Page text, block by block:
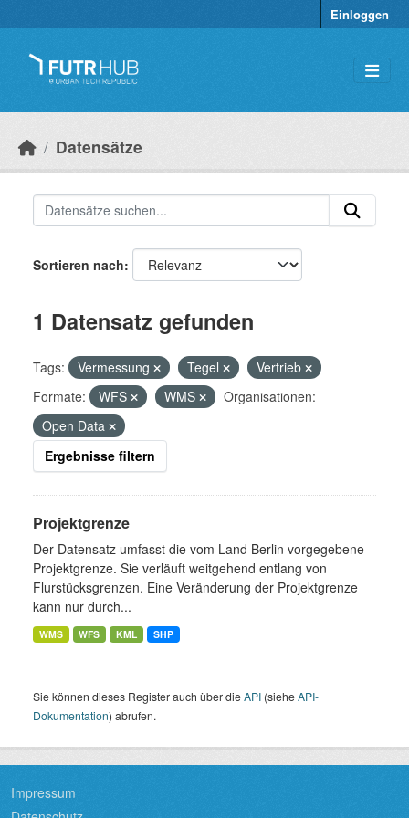
Einloggen
Datensätze
Sortieren nach
1 Datensatz gefunden
Tags: Vermessung Tegel
Vertrieb
Formate:
WFS WMS
Organisationen:
Open Data
Ergebnisse filtern
Projektgrenze
Der Datensatz umfasst die vom Land Berlin vorgegebene
Projektgrenze. Sie verläuft weitgehend entlang von
Flurstücksgrenzen. Eine Veränderung der Projektgrenze
kann nur durch...
WMS WFS KML SHP
Sie können dieses Register auch über dieAPI (sieheAPI-
Dokumentation) abrufen.
Impressum